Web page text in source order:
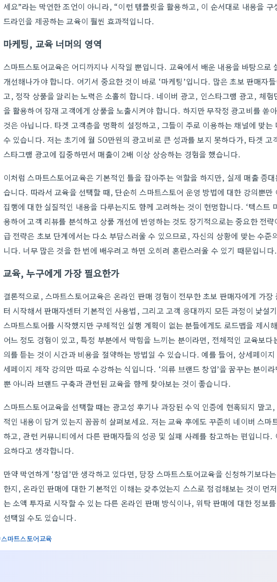
세요”라는 막연한 조언이 아니라, “이런 템플릿을 활용하고, 이 순서대로 내용을 구
드라인을 제공하는 교육이 훨씬 효과적입니다.
마케팅, 교육 너머의 영역
스마트스토어교육은 어디까지나 시작일 뿐입니다. 교육에서 배운 내용을 바탕으로
개선해나가야 합니다. 여기서 중요한 것이 바로 ‘마케팅’입니다. 많은 초보 판매자
고, 정작 상품을 알리는 노력은 소홀히 합니다. 네이버 광고, 인스타그램 광고, 체험
을 활용하여 잠재 고객에게 상품을 노출시켜야 합니다. 하지만 무작정 광고비를 쏟
것은 아닙니다. 타겟 고객층을 명확히 설정하고, 그들이 주로 이용하는 채널에 맞는
수 있습니다. 저는 초기에 월 50만원의 광고비로 큰 성과를 보지 못하다가, 타겟 고
스타그램 광고에 집중하면서 매출이 2배 이상 상승하는 경험을 했습니다.
이처럼 스마트스토어교육은 기본적인 틀을 잡아주는 역할을 하지만, 실제 매출 증
습니다. 따라서 교육을 선택할 때, 단순히 스마트스토어 운영 방법에 대한 강의뿐
집행에 대한 실질적인 내용을 다루는지도 함께 고려하는 것이 현명합니다. ‘텍스트
용하여 고객 리뷰를 분석하고 상품 개선에 반영하는 것도 장기적으로는 중요한 전
급 전략은 초보 단계에서는 다소 부담스러울 수 있으므로, 자신의 상황에 맞는 수준
니다. 너무 많은 것을 한 번에 배우려고 하면 오히려 혼란스러울 수 있기 때문입니다.
교육, 누구에게 가장 필요한가
결론적으로, 스마트스토어교육은 온라인 판매 경험이 전무한 초보 판매자에게 가
터 시작해서 판매자센터 기본적인 사용법, 그리고 고객 응대까지 모든 과정이 낯설
스마트스토어를 시작했지만 구체적인 실행 계획이 없는 분들에게도 로드맵을 제시
어느 정도 경험이 있고, 특정 부분에서 막힘을 느끼는 분이라면, 전체적인 교육보다
의를 듣는 것이 시간과 비용을 절약하는 방법일 수 있습니다. 예를 들어, 상세페이
세페이지 제작 강의만 따로 수강하는 식입니다. ‘의류 브랜드 창업’을 꿈꾸는 분이
뿐 아니라 브랜드 구축과 관련된 교육을 함께 찾아보는 것이 좋습니다.
스마트스토어교육을 선택할 때는 광고성 후기나 과장된 수익 인증에 현혹되지 말고
적인 내용이 담겨 있는지 꼼꼼히 살펴보세요. 저는 교육 후에도 꾸준히 네이버 스마
하고, 관련 커뮤니티에서 다른 판매자들의 성공 및 실패 사례를 참고하는 편입니다.
요하다고 생각합니다.
만약 막연하게 ‘창업’만 생각하고 있다면, 당장 스마트스토어교육을 신청하기보다
한지, 온라인 판매에 대한 기본적인 이해는 갖추었는지 스스로 점검해보는 것이 먼
는 소액 투자로 시작할 수 있는 다른 온라인 판매 방식이나, 위탁 판매에 대한 정보
선택일 수도 있습니다.
스마트스토어교육